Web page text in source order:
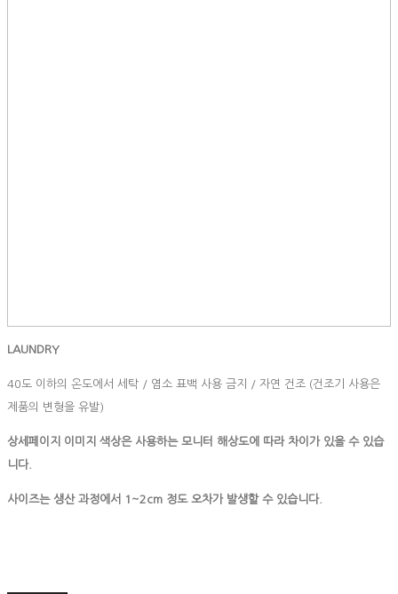
LAUNDRY
40도 이하의 온도에서 세탁 / 염소 표백 사용 금지 / 자연 건조 (건조기 사용은
제품의 변형을 유발)
상세페이지 이미지 색상은 사용하는 모니터 해상도에 따라 차이가 있을 수 있습
니다.
사이즈는 생산 과정에서 1~2cm 정도 오차가 발생할 수 있습니다.